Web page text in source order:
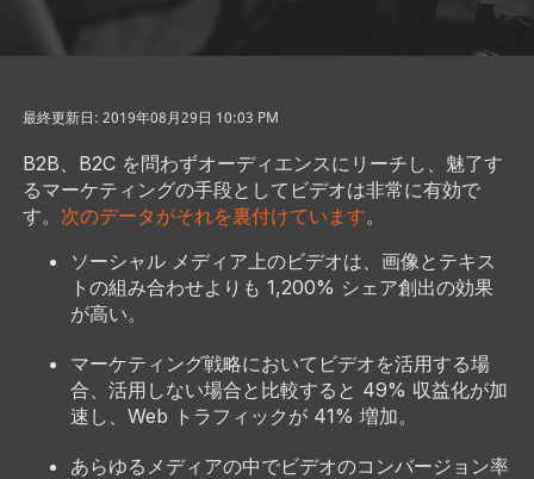
最終更新日: 2019年08月29日 10:03 PM
B2B、B2C を問わずオーディエンスにリーチし、魅了す
るマーケティングの手段としてビデオは非常に有効で
す。 次のデータがそれを裏付けています。
ソーシャル メディア上のビデオは、画像とテキス
トの組み合わせよりも 1,200% シェア創出の効果
が高い。
マーケティング戦略においてビデオを活用する場
合、活用しない場合と比較すると 49% 収益化が加
速し、Web トラフィックが 41% 増加。
あらゆるメディアの中でビデオのコンバージョン率